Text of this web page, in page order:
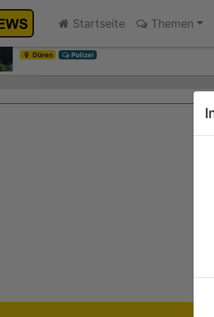
Startseite Themen
Einbrecher im Kleiderschrank
Düren
Polizei